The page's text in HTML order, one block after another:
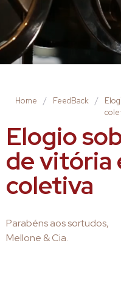
Home / FeedBack /
Elogio
de vitória
coletiva
Parabéns aos sortudos,
Mellone & Cia.